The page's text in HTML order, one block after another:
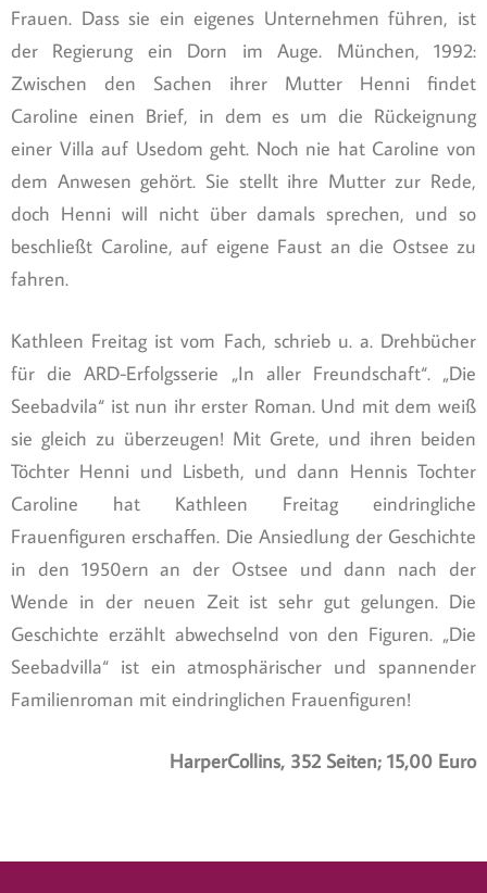
Frauen. Dass sie ein eigenes Unternehmen führen, ist
der Regierung ein Dorn im Auge. München, 1992:
Zwischen den Sachen ihrer Mutter Henni findet
Caroline einen Brief, in dem es um die Rückeignung
einer Villa auf Usedom geht. Noch nie hat Caroline von
dem Anwesen gehört. Sie stellt ihre Mutter zur Rede,
doch Henni will nicht über damals sprechen, und so
beschließt Caroline, auf eigene Faust an die Ostsee zu
fahren.
Kathleen Freitag ist vom Fach, schrieb u. a. Drehbücher
für die ARD-Erfolgsserie „In aller Freundschaft“. „Die
Seebadvila“ ist nun ihr erster Roman. Und mit dem weiß
sie gleich zu überzeugen! Mit Grete, und ihren beiden
Töchter Henni und Lisbeth, und dann Hennis Tochter
Caroline hat Kathleen Freitag eindringliche
Frauenfiguren erschaffen. Die Ansiedlung der Geschichte
in den 1950ern an der Ostsee und dann nach der
Wende in der neuen Zeit ist sehr gut gelungen. Die
Geschichte erzählt abwechselnd von den Figuren. „Die
Seebadvilla“ ist ein atmosphärischer und spannender
Familienroman mit eindringlichen Frauenfiguren!
HarperCollins, 352 Seiten; 15,00 Euro